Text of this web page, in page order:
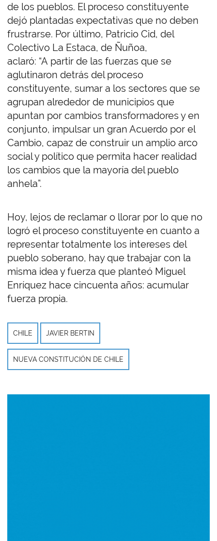
de los pueblos. El proceso constituyente
dejó plantadas expectativas que no deben
frustrarse. Por último, Patricio Cid, del
Colectivo La Estaca, de Ñuñoa,
aclaró: “A partir de las fuerzas que se
aglutinaron detrás del proceso
constituyente, sumar a los sectores que se
agrupan alrededor de municipios que
apuntan por cambios transformadores y en
conjunto, impulsar un gran Acuerdo por el
Cambio, capaz de construir un amplio arco
social y político que permita hacer realidad
los cambios que la mayoría del pueblo
anhela”.
Hoy, lejos de reclamar o llorar por lo que no
logró el proceso constituyente en cuanto a
representar totalmente los intereses del
pueblo soberano, hay que trabajar con la
misma idea y fuerza que planteó Miguel
Enríquez hace cincuenta años: acumular
fuerza propia.
CHILE JAVIER BERTIN
NUEVA CONSTITUCIÓN DE CHILE